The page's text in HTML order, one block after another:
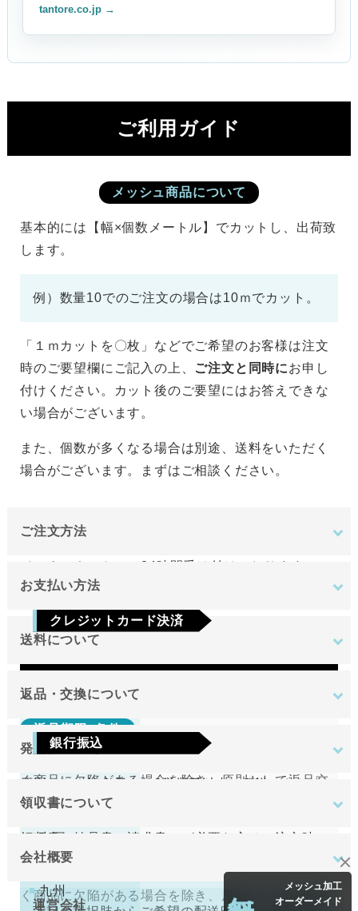
メッシュ加工
オーダーメイド
tantore.co.jp →
ご利用ガイド
メッシュ商品について
基本的には【幅×個数メートル】でカットし、出荷致
します。
例）数量10でのご注文の場合は10ｍでカット。
「１ｍカットを〇枚」などでご希望のお客様は注文
時のご要望欄にご記入の上、 ご注文と同時にお申し
付けください。カット後のご要望にはお答えできな
い場合がございます。
また、個数が多くなる場合は別途、送料をいただく
場合がございます。まずはご相談ください。
ご注文方法
インターネットにて24時間受け付けております。
日のみです。
お支払い方法
クレジットカード決済
Visa Mastercard JCB
AMEX
銀行振込
ご注文確定後7日以内に指定の口座へお振込みを
お願いいたします。ご入金確認後の商品手配と
いいたします。
送料について
地域
東北
関東
近畿
中国
四国
九州
返品・交換について
返品期限･条件
切り売り商品やメーカー取り寄せ商品の場合、著し
く商品に欠陥がある場合を除き、原則として返品交
換を受け付けておりません。
切り売り商品やメーカー取り寄せ商品の場合、著し
く商品に欠陥がある場合を除き、原則として返品交
発送について
原則として注文日より2営業日以内に発送いたしま
す。
させて頂きます。
領収書について
領収書（納品書、請求書）が必要な方はご注文時に
お申し付けください。
会社概要
運営会社